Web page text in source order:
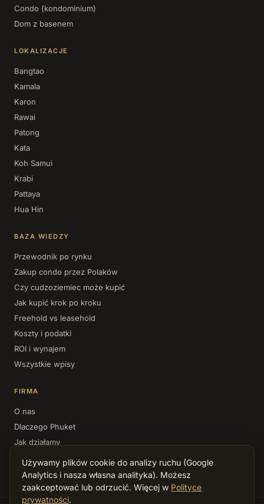
Condo (kondominium)
Dom z basenem
LOKALIZACJE
Bangtao
Kamala
Karon
Rawai
Patong
Kata
Koh Samui
Krabi
Pattaya
Hua Hin
BAZA WIEDZY
Przewodnik po rynku
Zakup condo przez Polaków
Czy cudzoziemiec może kupić
Jak kupić krok po kroku
Freehold vs leasehold
Koszty i podatki
ROI i wynajem
Wszystkie wpisy
FIRMA
O nas
Dlaczego Phuket
Jak działamy
Kontakt
Polityka prywatności
Używamy plików cookie do analizy ruchu (Google
Analytics i nasza własna analityka). Możesz
zaakceptować lub odrzucić. Więcej w Polityce
prywatności.